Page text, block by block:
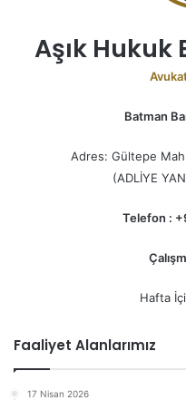
Aşık
Batman
Adres: Gültepe
(ADLİYE
Telefon :
Hafta
Faaliyet Alanlarımız
17 Nisan 2026